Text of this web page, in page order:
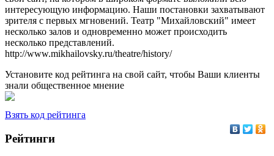
интересующую информацию. Наши постановки захватывают
зрителя с первых мгновений. Театр "Михайловский" имеет
несколько залов и одновременно может происходить
несколько представлений.
http://www.mikhailovsky.ru/theatre/history/
Установите код рейтинга на свой сайт, чтобы Ваши клиенты
знали общественное мнение
Взять код рейтинга
Рейтинги